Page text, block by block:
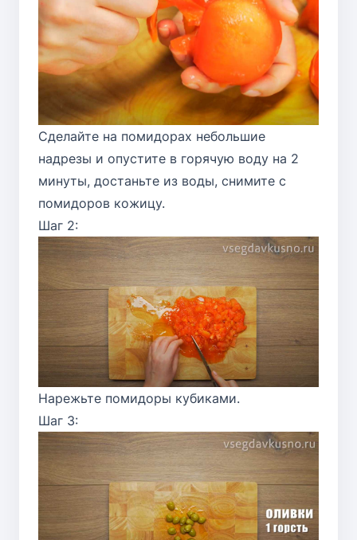
Сделайте на помидорах небольшие
надрезы и опустите в горячую воду на 2
минуты, достаньте из воды, снимите с
помидоров кожицу.
Шаг 2:
Нарежьте помидоры кубиками.
Шаг 3: